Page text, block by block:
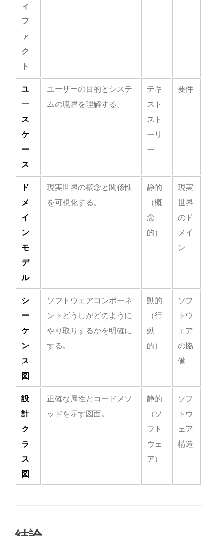
ィ
フ
ァ
ク
ト
ユ
ー
ス
ケ
ー
ス
ユーザーの目的とシステ
ムの境界を理解する。
テキ
スト
スト
ーリ
ー
要件
ド
メ
イ
ン
モ
デ
ル
現実世界の概念と関係性
を可視化する。
静的
（概
念
的）
現実
世界
のド
メイ
ン
シ
ー
ケ
ン
ス
図
ソフトウェアコンポーネ
ントどうしがどのように
やり取りするかを明確に
する。
動的
（行
動
的）
ソフ
トウ
ェア
の協
働
設
計
ク
ラ
ス
図
正確な属性とコードメソ
ッドを示す図面。
静的
（ソ
フト
ウェ
ア）
ソフ
トウ
ェア
構造